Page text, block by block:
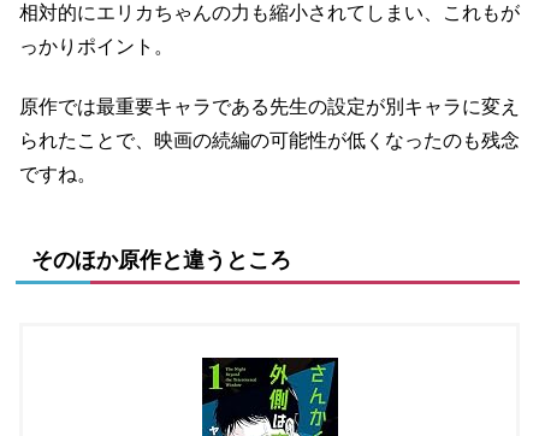
相対的にエリカちゃんの力も縮小されてしまい、これもが
っかりポイント。
原作では最重要キャラである先生の設定が別キャラに変え
られたことで、映画の続編の可能性が低くなったのも残念
ですね。
そのほか原作と違うところ